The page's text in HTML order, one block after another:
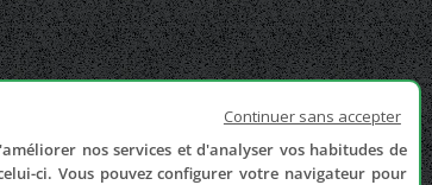
Continuer sans accepter
nos services et d'analyser vos habitudes de
ci. Vous pouvez configurer votre navigateur pour